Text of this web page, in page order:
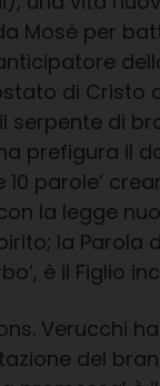
Mosè per
di Cristo
serpente di
prefigura il
10 parole’
la legge
la Parola
è il Figlio
Verucchi
del